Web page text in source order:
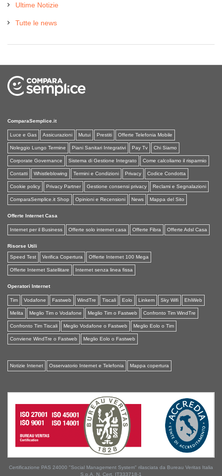
Ultime Notizie
Tutte le news
ComparaSemplice.it
Luce e Gas Assicurazioni Mutui Prestiti Offerte Telefonia Mobile
Noleggio Lungo Termine Piani Sanitari Integrativi Pay Tv Chi Siamo
Corporate Governance Sistema di Gestione Integrato Come calcoliamo il risparmio
Contatti Whistleblowing Termini e Condizioni Privacy Codice Condotta
Cookie policy Privacy Partner Gestione consensi privacy Reclami e Segnalazioni
ComparaSemplice.it Shop Opinioni e Recensioni News Mappa del Sito
Offerte Internet Casa
Internet per il Business Offerte solo internet casa Offerte Fibra Offerte Adsl Casa
Risorse Utili
Speed Test
Verifica Copertura Offerte Internet 100 Mega
Offerte Internet Satellitare Internet senza linea fissa
Operatori Internet
Tim Vodafone Fastweb WindTre Tiscali Eolo Linkem Sky Wifi EhiWeb
Melita Meglio Tim o Vodafone Meglio Tim o Fastweb Confronto Tim WindTre
Confronto Tim Tiscali Meglio Vodafone o Fastweb Meglio Eolo o Tim
Conviene WindTre o Fastweb Meglio Eolo o Fastweb
Notizie Intenet Osservatorio Internet e Telefonia Mappa copertura
Certificazione PAS 24000 "Social Management System" rilasciata da Bureau Veritas Italia
S.p.A. N. Cert. IT333718-1